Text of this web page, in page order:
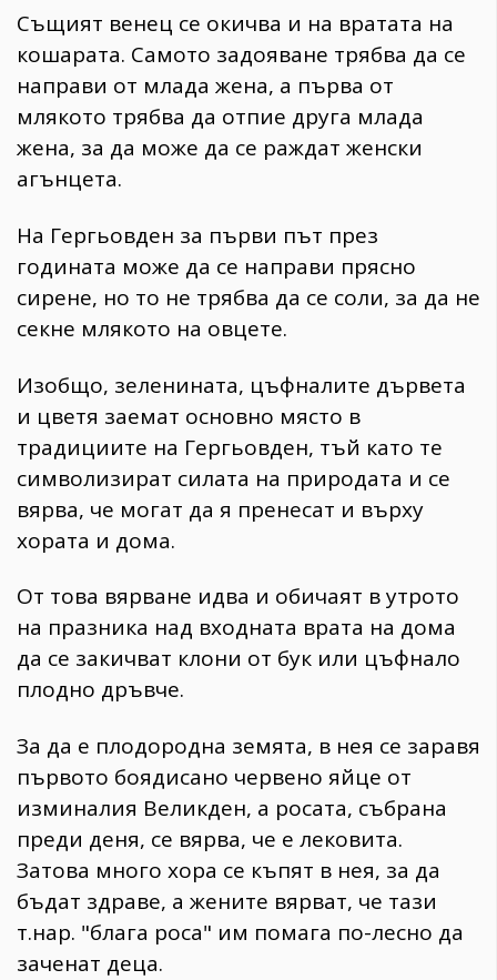
Същият венец се окичва и на вратата на
кошарата. Самото задояване трябва да се
направи от млада жена, а първа от
млякото трябва да отпие друга млада
жена, за да може да се раждат женски
агънцета.
На Гергьовден за първи път през
годината може да се направи прясно
сирене, но то не трябва да се соли, за да не
секне млякото на овцете.
Изобщо, зеленината, цъфналите дървета
и цветя заемат основно място в
традициите на Гергьовден, тъй като те
символизират силата на природата и се
вярва, че могат да я пренесат и върху
хората и дома.
От това вярване идва и обичаят в утрото
на празника над входната врата на дома
да се закичват клони от бук или цъфнало
плодно дръвче.
За да е плодородна земята, в нея се заравя
първото боядисано червено яйце от
изминалия Великден, а росата, събрана
преди деня, се вярва, че е лековита.
Затова много хора се къпят в нея, за да
бъдат здраве, а жените вярват, че тази
т.нар. "блага роса" им помага по-лесно да
заченат деца.